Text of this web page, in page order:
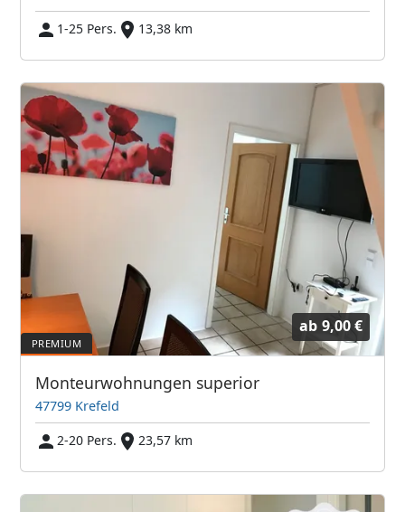
1-25 Pers.
13,38 km
ab 9,00 €
Monteurwohnungen superior
47799 Krefeld
2-20 Pers.
23,57 km